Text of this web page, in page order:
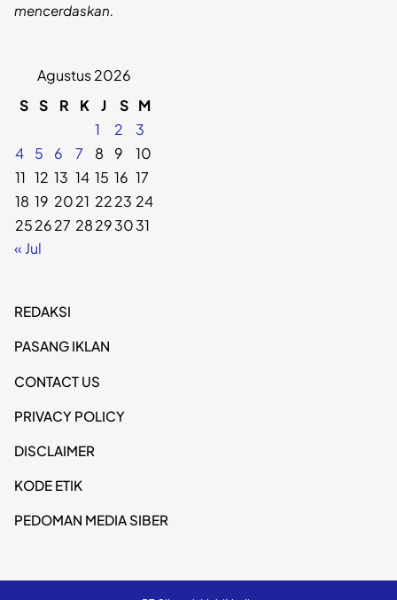
mencerdaskan.
Agustus 2026
S S R K J S M
1
2
3
4
5 6 7 8 9
10
11 12 13 14 15 16 17
18 19 2021 2223 24
252627 28293031
« Jul
REDAKSI
PASANG IKLAN
CONTACT US
PRIVACY POLICY
DISCLAIMER
KODE ETIK
PEDOMAN MEDIA SIBER